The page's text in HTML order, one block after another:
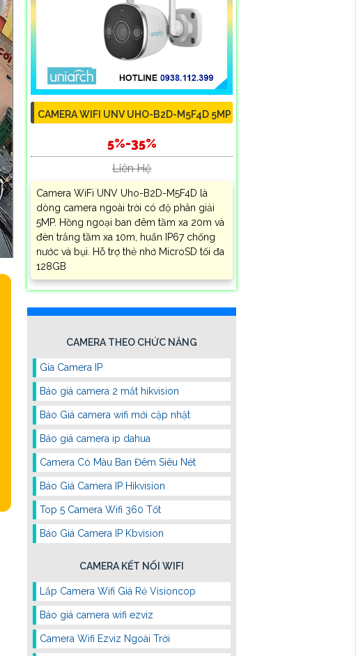
CAMERA WIFI UNV UHO-B2D-M5F4D 5MP
5%-35%
Liên Hệ
Camera WiFi UNV Uho-B2D-M5F4D là
dòng camera ngoài trời có độ phân giải
5MP. Hồng ngoại ban đêm tầm xa 20m và
đèn trắng tầm xa 10m, huẩn IP67 chống
nước và bụi. Hỗ trợ thẻ nhớ MicroSD tối đa
128GB
CAMERA THEO CHỨC NĂNG
Gía Camera IP
Báo giá camera 2 mắt hikvision
Báo Giá camera wifi mới cập nhật
Báo giá camera ip dahua
Camera Có Màu Ban Đêm Siêu Nét
Báo Giá Camera IP Hikvision
Top 5 Camera Wifi 360 Tốt
Báo Giá Camera IP Kbvision
CAMERA KẾT NỐI WIFI
Lắp Camera Wifi Giá Rẻ Visioncop
Báo giá camera wifi ezviz
Camera Wifi Ezviz Ngoài Trời